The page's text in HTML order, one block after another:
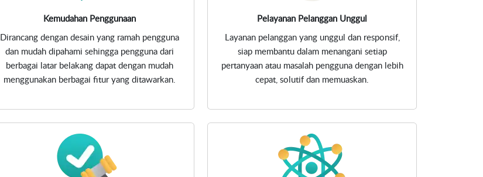
Kemudahan Penggunaan
Dirancang dengan desain yang ramah pengguna
dan mudah dipahami sehingga pengguna dari
berbagai latar belakang dapat dengan mudah
menggunakan berbagai fitur yang ditawarkan.
Pelayanan Pelanggan Unggul
Layanan pelanggan yang unggul dan responsif,
siap membantu dalam menangani setiap
pertanyaan atau masalah pengguna dengan lebih
cepat, solutif dan memuaskan.